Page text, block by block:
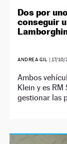
Dos por
conseguir
ANDREA GIL | 17/
Ambos
Klein y es RM
gestionar las